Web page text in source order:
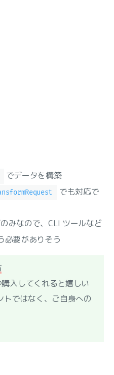
でデータを構築
でも対応で
みなので、CLI ツールなど
必要がありそう
入してくれると嬉しい
トではなく、ご自身への